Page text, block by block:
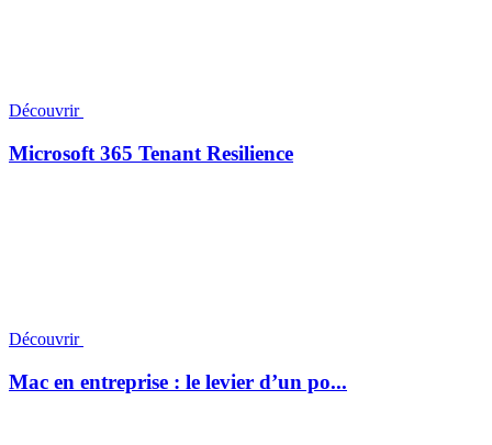
Découvrir
Microsoft 365 Tenant Resilience
Découvrir
Mac en entreprise : le levier d’un po...